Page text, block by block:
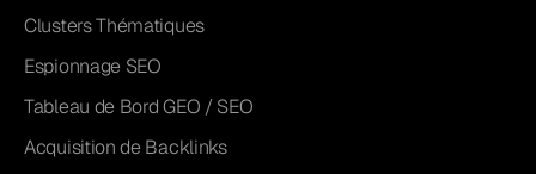
Clusters Thématiques
Espionnage SEO
Tableau de Bord GEO / SEO
Acquisition de Backlinks